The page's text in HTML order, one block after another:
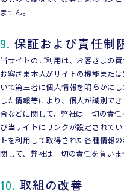
ません。
9. 保証および責任制
当サイトのご利用は、お客さまの
お客さま本人がサイトの機能また
いて第三者に個人情報を明らかに
した情報等により、個人が識別で
合などに関して、弊社は一切の責
び当サイトにリンクが設定されて
トを利用して取得された各種情報
関して、弊社は一切の責任を負いま
10. 取組の改善